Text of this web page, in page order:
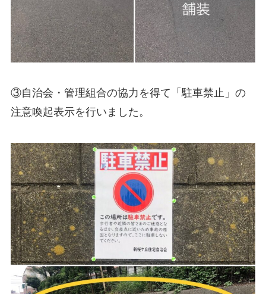
③自治会・管理組合の協力を得て「駐車禁止」の
注意喚起表示を行いました。